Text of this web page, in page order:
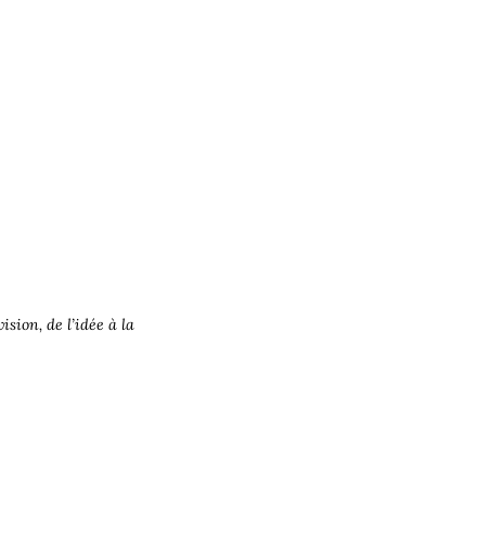
de l’idée à la